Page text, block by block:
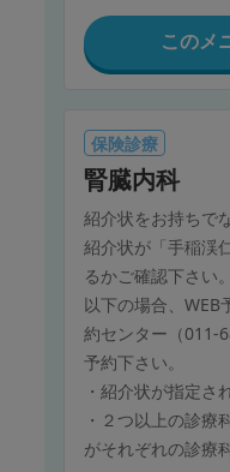
このメ
保険診療
腎臓内科
紹介状をお持ちで
紹介状が「手稲渓
るかご確認下さい。
以下の場合、WEB
約センター（011-
予約下さい。
・紹介状が指定さ
・２つ以上の診療
がそれぞれの診療
で予めご了承くだ
予約フォームのカ
○2026年
1月 1日（木）、2
2月11日（水）、23
3月20日（金）
4月29日（水）
5月 4日（月）～ 6
7月20日（月）
8月11日（火）
9月21日（月）～23
10月12日（月）
11月 3日（火）、
12月30日（水）、